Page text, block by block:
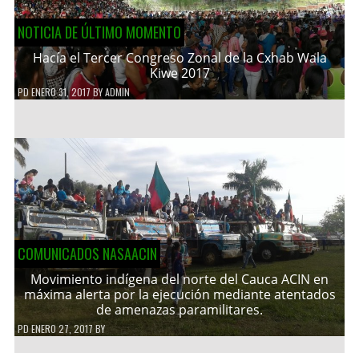
NOTICIA DE ÚLTIMO MOMENTO
Hacía el Tercer Congreso Zonal de la Cxhab Wala
Kiwe 2017
PDENERO 31, 2017 BYADMIN
COMUNICADOS NASAACIN
Movimiento indígena del norte del Cauca ACIN en
máxima alerta por la ejecución mediante atentados
de amenazas paramilitares.
PDENERO 27, 2017 BY